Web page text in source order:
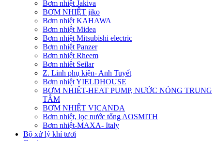
Bơm nhiệt Jakiva
BƠM NHIỆT jiko
Bơm nhiệt KAHAWA
Bơm nhiệt Midea
Bơm nhiệt Mitsubishi electric
Bơm nhiệt Panzer
Bơm nhiệt Rheem
Bơm nhiêt Seilar
Z. Linh phụ kiện- Anh Tuyết
Bơm nhiệt YIELDHOUSE
BƠM NHIÊT-HEAT PUMP, NƯỚC NÓNG TRUNG
TÂM
BƠM NHIỆT VICANDA
Bơm nhiệt, lọc nước tổng AOSMITH
Bơm nhiệt-MAXA- Italy
Bộ xử lý khí tươi